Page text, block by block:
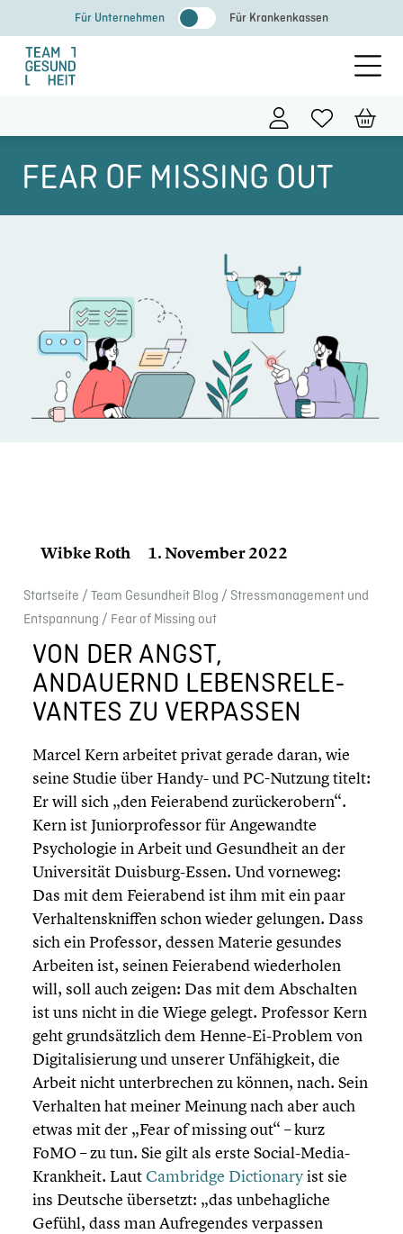
Inhalt
springen
Für Unternehmen Für Krankenkassen
FEAR OF MISSING OUT
Wibke Roth 1. November 2022
Start­seite / Team Gesund­heit Blog / Stress­ma­nage­ment und
Entspan­nung / Fear of Missing out
VON DER ANGST,
ANDAUERND LEBENS­RE­LE­
VAN­TES ZU VERPASSEN
Marcel Kern arbeitet privat gerade daran, wie
seine Studie über Handy- und PC-Nutzung titelt:
Er will sich „den Feier­abend zurück­er­obern“.
Kern ist Junior­pro­fes­sor für Angewandte
Psycho­lo­gie in Arbeit und Gesund­heit an der
Univer­si­tät Duisburg-Essen. Und vorneweg:
Das mit dem Feier­abend ist ihm mit ein paar
Verhal­tens­knif­fen schon wieder gelungen. Dass
sich ein Professor, dessen Materie gesundes
Arbeiten ist, seinen Feier­abend wieder­ho­len
will, soll auch zeigen: Das mit dem Abschal­ten
ist uns nicht in die Wiege gelegt. Professor Kern
geht grund­sätz­lich dem Henne-Ei-Problem von
Digita­li­sie­rung und unserer Unfähig­keit, die
Arbeit nicht unter­bre­chen zu können, nach. Sein
Verhalten hat meiner Meinung nach aber auch
etwas mit der „Fear of missing out“ – kurz
FoMO – zu tun. Sie gilt als erste Social-Media-
Krankheit. Laut Cambridge Diction­aryist sie
ins Deutsche übersetzt: „das unbehag­li­che
Gefühl, dass man Aufre­gen­des verpassen